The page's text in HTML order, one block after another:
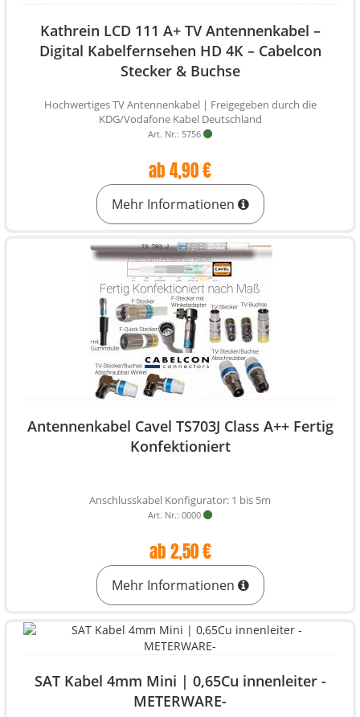
Kathrein LCD 111 A+ TV Antennenkabel –
Digital Kabelfernsehen HD 4K – Cabelcon
Stecker & Buchse
Hochwertiges TV Antennenkabel | Freigegeben durch die
KDG/Vodafone Kabel Deutschland
Art. Nr.: 5756
ab 4,90 €
Mehr Informationen
Antennenkabel Cavel TS703J Class A++ Fertig
Konfektioniert
Anschlusskabel Konfigurator: 1 bis 5m
Art. Nr.: 0000
ab 2,50 €
Mehr Informationen
SAT Kabel 4mm Mini | 0,65Cu innenleiter -
METERWARE-